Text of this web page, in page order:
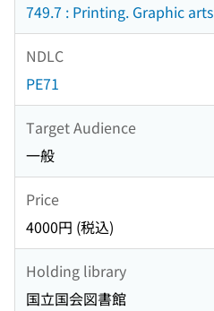
749.7 : Printing. Graphic arts
NDLC
PE71
Target Audience
一般
Price
4000円 (税込)
Holding library
国立国会図書館